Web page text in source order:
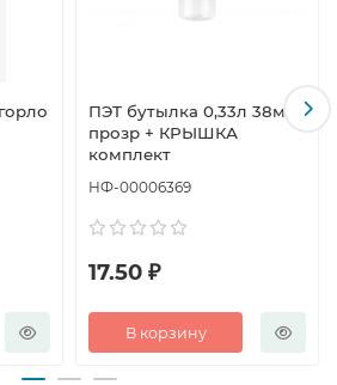
ПЭТ бутылка 0,33л 38мм
прозр + КРЫШКА
комплект
НФ-00006369
17.50 ₽
В корзину